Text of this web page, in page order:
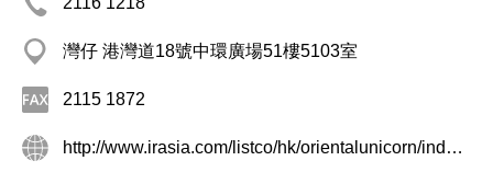
灣仔 港灣道18號中環廣場51樓5103室
2115 1872
http://www.irasia.com/listco/hk/orientalunicorn/index.htm